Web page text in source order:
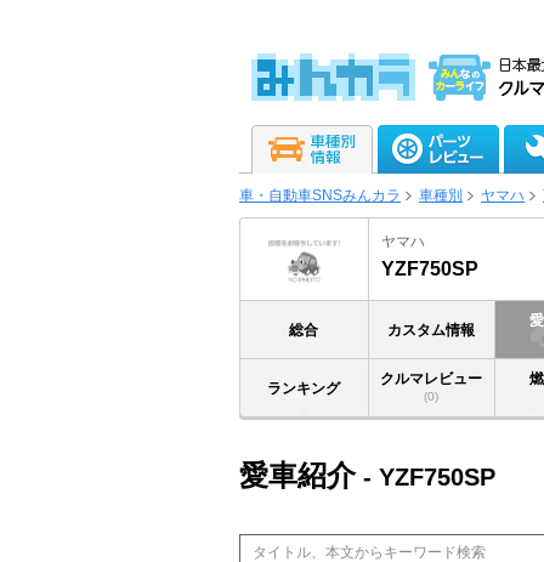
車・自動車SNSみんカラ 車種別 ヤマハ
ヤマハ
YZF750SP
総合 カスタム情報
ランキング
クルマレビュー
(0)
愛車紹介- YZF750SP